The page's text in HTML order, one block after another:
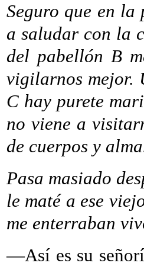
Seguro que en
a saludar con la
del pabellón B
vigilarnos mejor.
C hay purete
no viene a
de cuerpos y
Pasa masiado
le maté a ese
me enterraban
—Así es su